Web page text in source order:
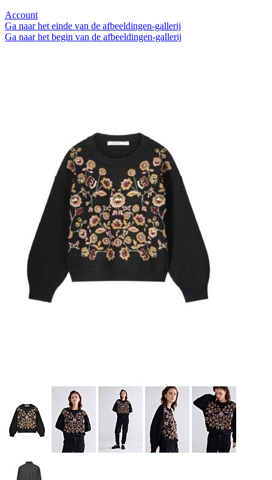
Account
Ga naar het einde van de afbeeldingen-gallerij
Ga naar het begin van de afbeeldingen-gallerij